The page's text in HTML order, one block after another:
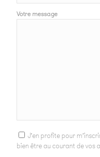
Votre message
J'en profite pour
bien être au courant de vos